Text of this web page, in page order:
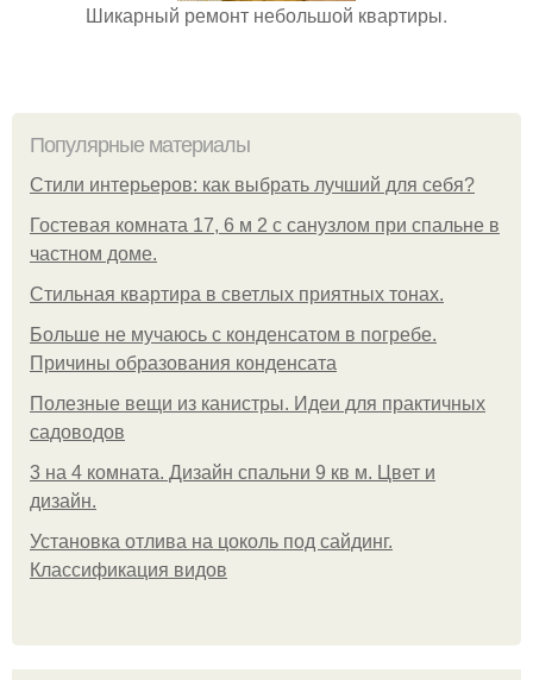
Шикарный ремонт небольшой квартиры.
Популярные материалы
Стили интерьеров: как выбрать лучший для себя?
Гостевая комната 17, 6 м 2 с санузлом при спальне в
частном доме.
Стильная квартира в светлых приятных тонах.
Больше не мучаюсь с конденсатом в погребе.
Причины образования конденсата
Полезные вещи из канистры. Идеи для практичных
садоводов
3 на 4 комната. Дизайн спальни 9 кв м. Цвет и
дизайн.
Установка отлива на цоколь под сайдинг.
Классификация видов